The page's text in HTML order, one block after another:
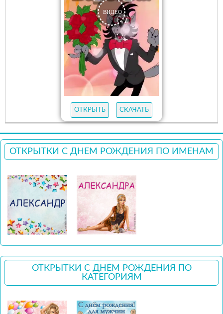
ОТКРЫТЬ СКАЧАТЬ
ОТКРЫТКИ С ДНЕМ РОЖДЕНИЯ ПО ИМЕНАМ
ОТКРЫТКИ С ДНЕМ РОЖДЕНИЯ ПО
КАТЕГОРИЯМ